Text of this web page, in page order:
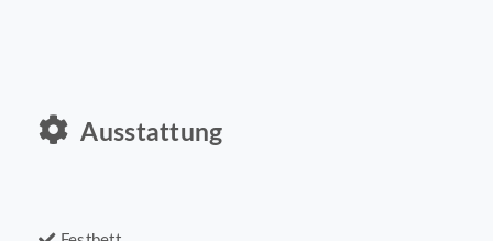
Ausstattung